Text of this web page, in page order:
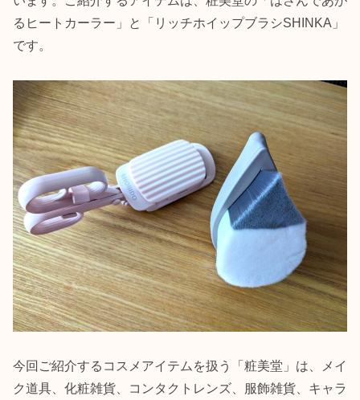
るヒートカーラー」と「リッチホイップブラシSHINKA」
です。
今回ご紹介するコスメアイテムを扱う「粧美堂」は、メイ
ク道具、化粧雑貨、コンタクトレンズ、服飾雑貨、キャラ